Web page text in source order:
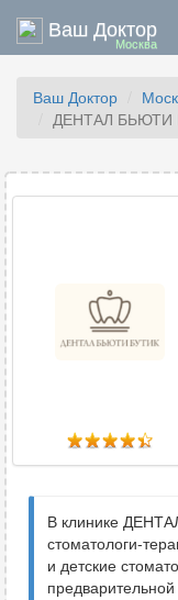
Ваш Доктор
Москва
Ваш Доктор
ДЕНТАЛ БЬЮТИ
В клинике
стоматологи-
и детские